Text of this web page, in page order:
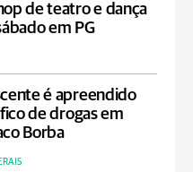
de teatro e dança
em PG
é apreendido
de drogas em
Borba